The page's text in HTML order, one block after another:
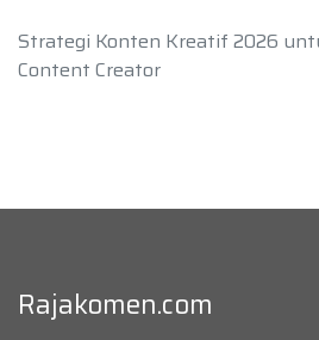
Strategi Konten Kreatif 2026
Content Creator
Rajakomen.com